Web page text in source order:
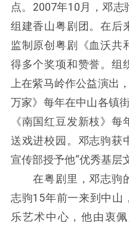
点。2007年10月，邓志
组建香山粤剧团。在后
监制原创粤剧《血沃共
得多个奖项和赞誉。组
上在紫马岭作公益演出
万家》每年在中山各镇
《南国红豆发新枝》每
送戏进校园。邓志驹获
宣传部授予他“优秀基层
在粤剧里，邓志驹
志驹15年前一来到中山
乐艺术中心，他由衷